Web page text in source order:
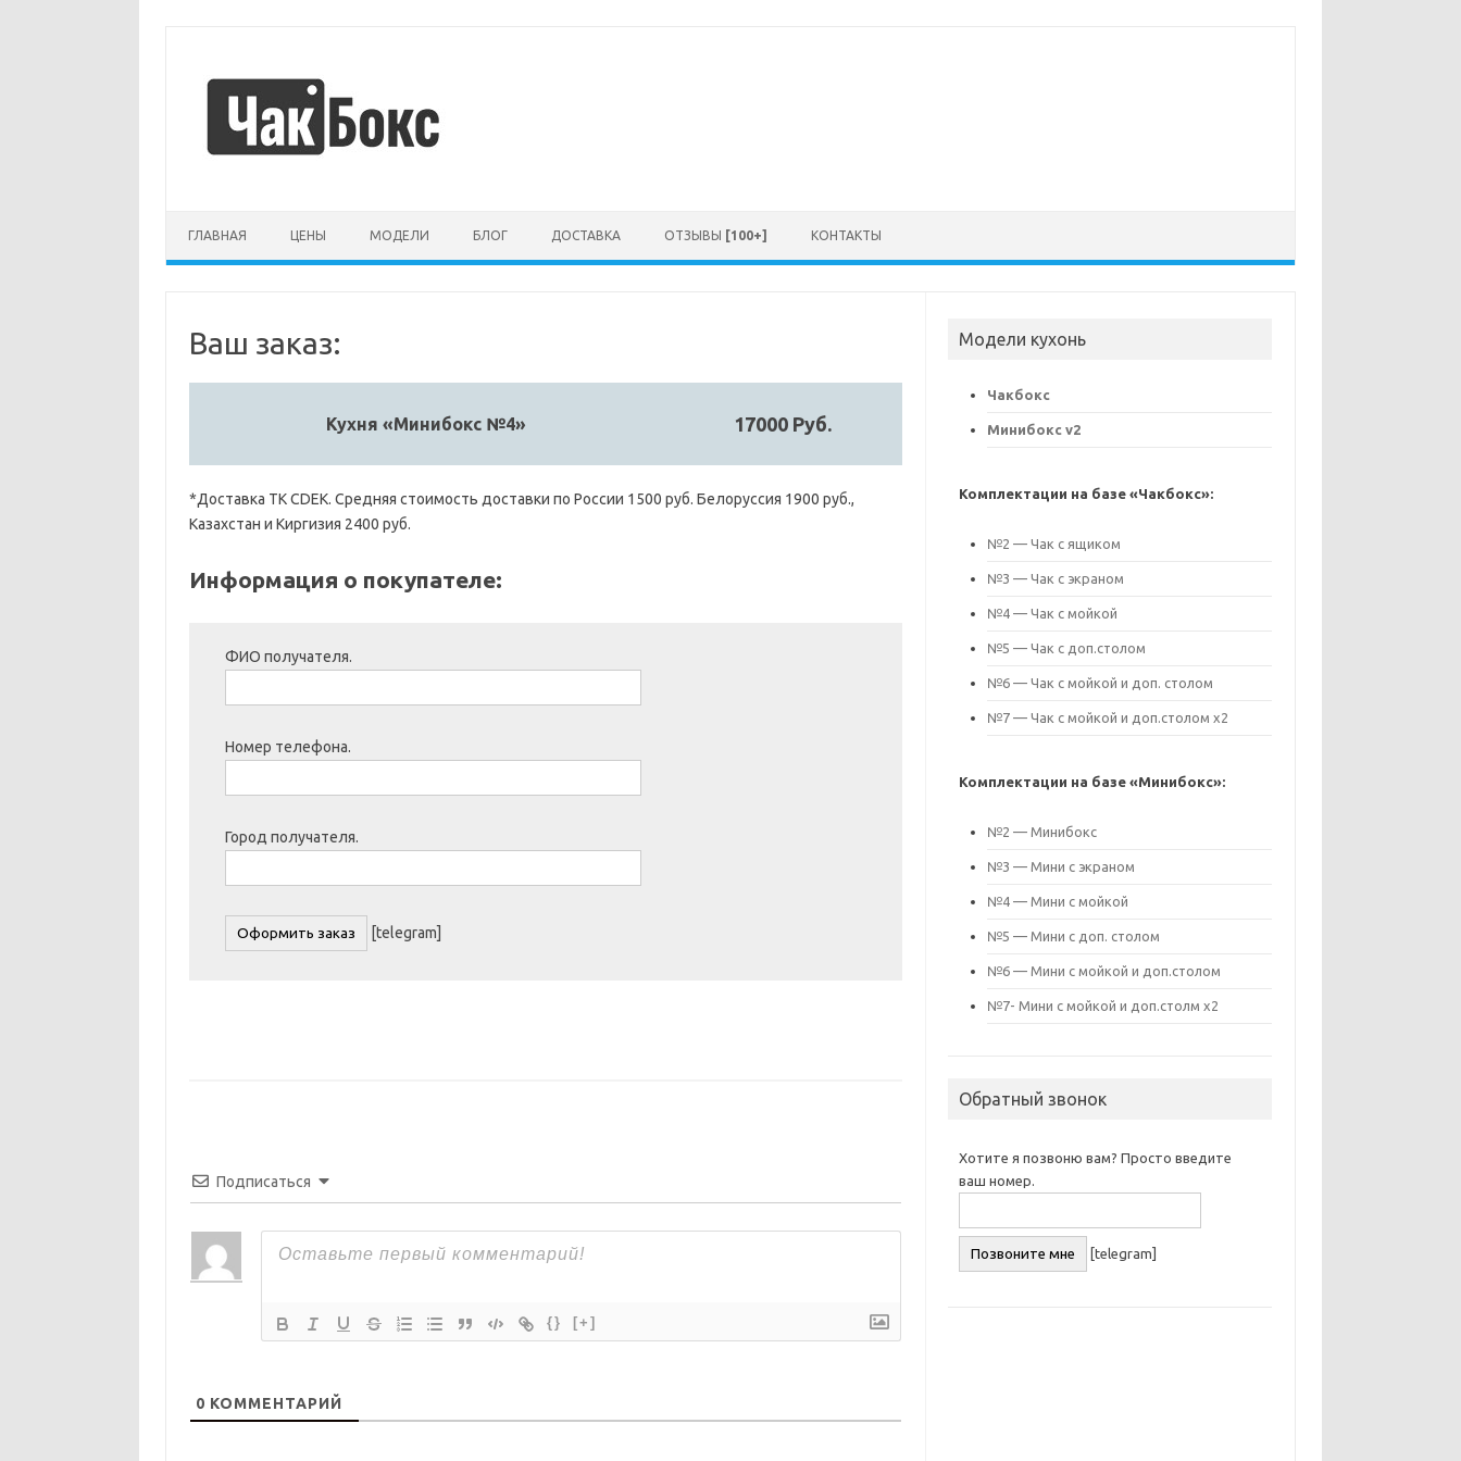
ГЛАВНАЯ ЦЕНЫ МОДЕЛИ БЛОГ ДОСТАВКА ОТЗЫВЫ [100+] КОНТАКТЫ
Ваш заказ:
Кухня «Минибокс №4» 17000 Руб.
*Доставка ТК CDEK. Средняя стоимость доставки по России 1500 руб. Белоруссия 1900 руб.,
Казахстан и Киргизия 2400 руб.
Информация о покупателе:
ФИО получателя.
Номер телефона.
Город получателя.
[telegram]
Подписаться
{} [+]
0 КОММЕНТАРИЙ
Модели кухонь
Чакбокс
Минибокс v2
Комплектации на базе «Чакбокс»:
№2 — Чак с ящиком
№3 — Чак с экраном
№4 — Чак с мойкой
№5 — Чак с доп.столом
№6 — Чак с мойкой и доп. столом
№7 — Чак с мойкой и доп.столом х2
Комплектации на базе «Минибокс»:
№2 — Минибокс
№3 — Мини с экраном
№4 — Мини с мойкой
№5 — Мини с доп. столом
№6 — Мини с мойкой и доп.столом
№7- Мини с мойкой и доп.столм х2
Обратный звонок
Хотите я позвоню вам? Просто введите
ваш номер.
[telegram]